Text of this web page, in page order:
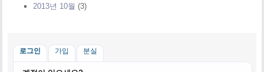
2013년 10월 (3)
로그인 가입 분실